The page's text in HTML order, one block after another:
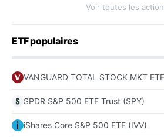
Voir toutes les
ETF populaires
VANGUARD TOTAL STOCK MKT
SPDR S&P 500 ETF Trust (SPY)
iShares Core S&P 500 ETF (IVV)